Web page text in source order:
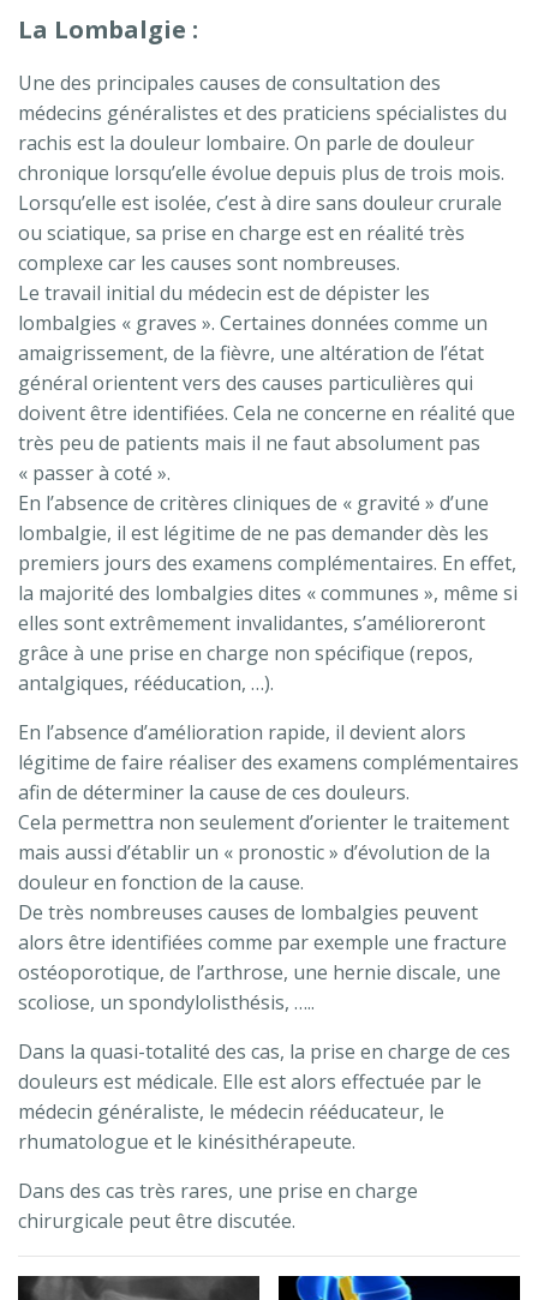
La Lombalgie :
Une des principales causes de consultation des
médecins généralistes et des praticiens spécialistes du
rachis est la douleur lombaire. On parle de douleur
chronique lorsqu’elle évolue depuis plus de trois mois.
Lorsqu’elle est isolée, c’est à dire sans douleur crurale
ou sciatique, sa prise en charge est en réalité très
complexe car les causes sont nombreuses.
Le travail initial du médecin est de dépister les
lombalgies « graves ». Certaines données comme un
amaigrissement, de la fièvre, une altération de l’état
général orientent vers des causes particulières qui
doivent être identifiées. Cela ne concerne en réalité que
très peu de patients mais il ne faut absolument pas
« passer à coté ».
En l’absence de critères cliniques de « gravité » d’une
lombalgie, il est légitime de ne pas demander dès les
premiers jours des examens complémentaires. En effet,
la majorité des lombalgies dites « communes », même si
elles sont extrêmement invalidantes, s’amélioreront
grâce à une prise en charge non spécifique (repos,
antalgiques, rééducation, …).
En l’absence d’amélioration rapide, il devient alors
légitime de faire réaliser des examens complémentaires
afin de déterminer la cause de ces douleurs.
Cela permettra non seulement d’orienter le traitement
mais aussi d’établir un « pronostic » d’évolution de la
douleur en fonction de la cause.
De très nombreuses causes de lombalgies peuvent
alors être identifiées comme par exemple une fracture
ostéoporotique, de l’arthrose, une hernie discale, une
scoliose, un spondylolisthésis, …..
Dans la quasi-totalité des cas, la prise en charge de ces
douleurs est médicale. Elle est alors effectuée par le
médecin généraliste, le médecin rééducateur, le
rhumatologue et le kinésithérapeute.
Dans des cas très rares, une prise en charge
chirurgicale peut être discutée.